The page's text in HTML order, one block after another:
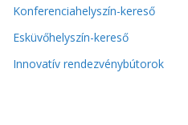
Konferenciahelyszín-kereső
Esküvőhelyszín-kereső
Innovatív rendezvénybútorok